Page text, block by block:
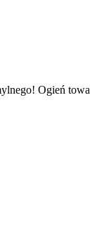
Ogień